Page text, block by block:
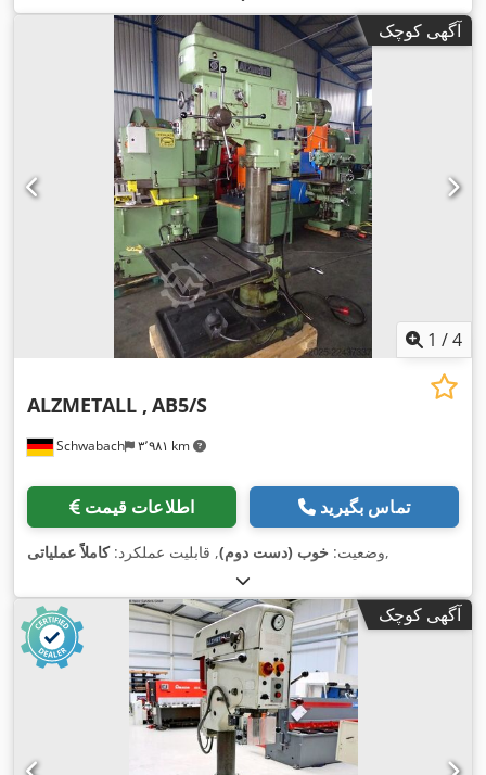
آگهی کوچک
1 /4
Schwabach ۳٬۹۸۱ km
ALZMETALL , AB5/S
اطلاعات قیمت تماس بگیرید
وضعیت: خوب (دست دوم), قابلیت عملکرد:کاملاً عملیاتی ,
آگهی کوچک